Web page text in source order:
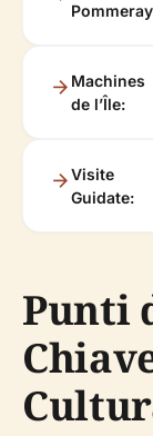
Machines
de l’Île:
Visite
Guidate:
Punti